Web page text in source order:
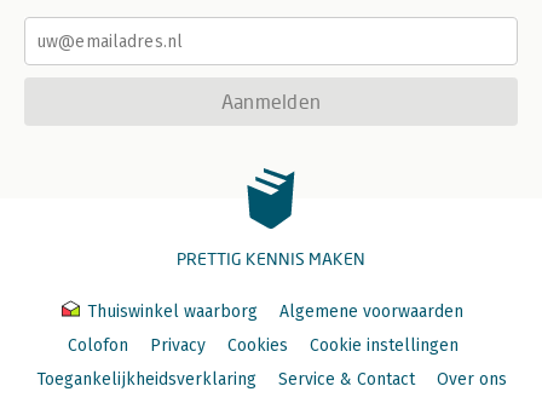
Aanmelden
PRETTIG KENNIS MAKEN
Thuiswinkel waarborg
Algemene voorwaarden
Colofon
Privacy Cookies
Cookie instellingen
Toegankelijkheidsverklaring
Service & Contact Over ons